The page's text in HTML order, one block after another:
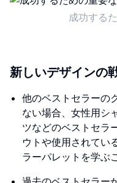
成功する
新しいデザインの
他のベストセラーの
ない場合、女性用シ
ツなどのベストセラ
ウトや使用されてい
ラーパレットを学ぶ